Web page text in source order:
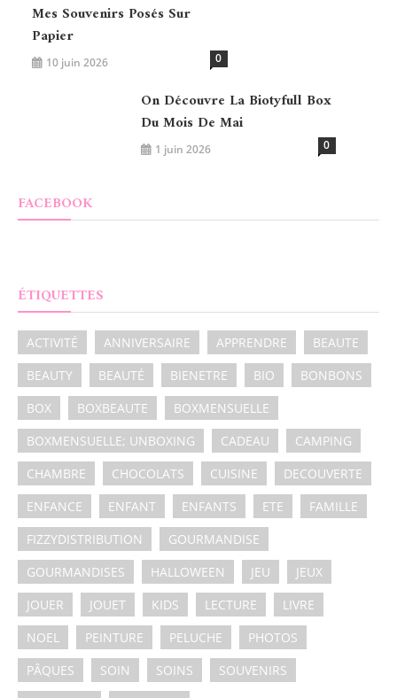
Mes Souvenirs Posés Sur
Papier
10 juin 2026 0
On Découvre La Biotyfull Box
Du Mois De Mai
1 juin 2026 0
FACEBOOK
ÉTIQUETTES
ACTIVITÉ ANNIVERSAIRE APPRENDRE
BEAUTE
BEAUTY
BEAUTÉ BIENETRE BIO
BONBONS
BOX
BOXBEAUTE
BOXMENSUELLE
BOXMENSUELLE; UNBOXING
CADEAU
CAMPING
CHAMBRE
CHOCOLATS CUISINE
DECOUVERTE
ENFANCE
ENFANT ENFANTS ETE
FAMILLE
FIZZYDISTRIBUTION
GOURMANDISE
GOURMANDISES
HALLOWEEN JEU
JEUX
JOUER
JOUET KIDS LECTURE
LIVRE
NOEL
PEINTURE PELUCHE
PHOTOS
PÂQUES
SOIN SOINS
SOUVENIRS